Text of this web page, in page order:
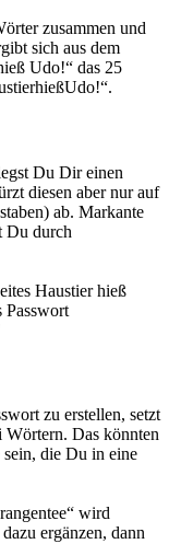
zusammen und
sich aus dem
Udo!“ das 25
Du Dir einen
diesen aber nur auf
ab. Markante
Du durch
Haustier hieß
Passwort
zu erstellen, setzt
Das könnten
die Du in eine
wird
ergänzen, dann